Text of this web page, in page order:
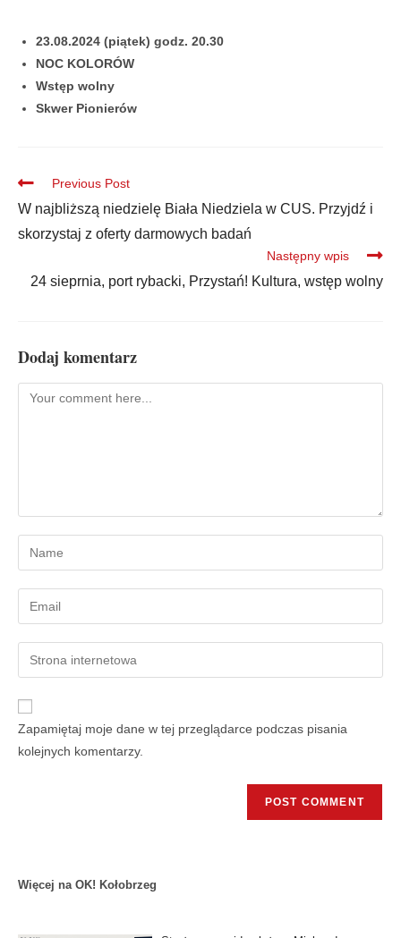
23.08.2024 (piątek) godz. 20.30
NOC KOLORÓW
Wstęp wolny
Skwer Pionierów
Previous Post
W najbliższą niedzielę Biała Niedziela w CUS. Przyjdź i
skorzystaj z oferty darmowych badań
Następny wpis
24 sieprnia, port rybacki, Przystań! Kultura, wstęp wolny
Dodaj komentarz
Zapamiętaj moje dane w tej przeglądarce podczas pisania
kolejnych komentarzy.
Więcej na OK! Kołobrzeg